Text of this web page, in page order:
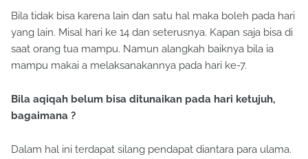
Bila tidak bisa karena lain dan satu hal maka boleh pada hari
yang lain. Misal hari ke 14 dan seterusnya. Kapan saja bisa di
saat orang tua mampu. Namun alangkah baiknya bila ia
mampu makai a melaksanakannya pada hari ke-7.
Bila aqiqah belum bisa ditunaikan pada hari ketujuh,
bagaimana ?
Dalam hal ini terdapat silang pendapat diantara para ulama.